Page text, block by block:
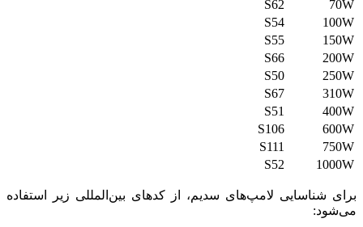
S52
لامپ‌های سدیم، از کدهای بین‌المللی زیر استفاده